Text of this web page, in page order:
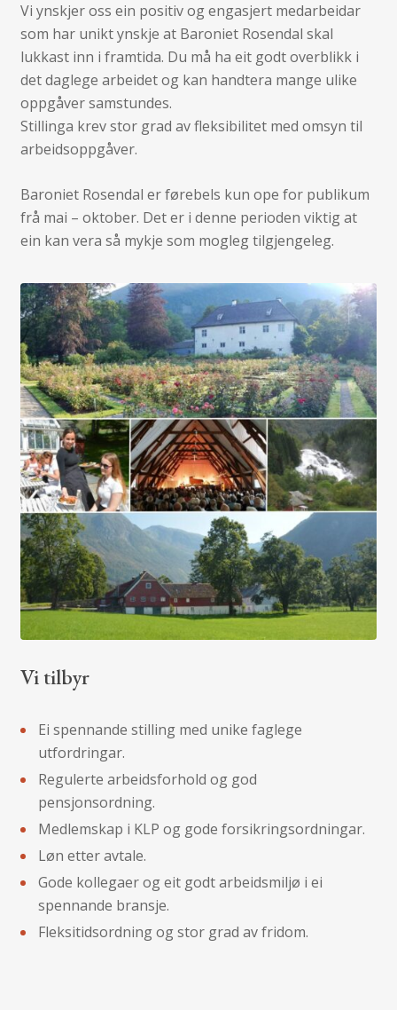
Vi ynskjer oss ein positiv og engasjert medarbeidar
som har unikt ynskje at Baroniet Rosendal skal
lukkast inn i framtida. Du må ha eit godt overblikk i
det daglege arbeidet og kan handtera mange ulike
oppgåver samstundes.
Stillinga krev stor grad av fleksibilitet med omsyn til
arbeidsoppgåver.
Baroniet Rosendal er førebels kun ope for publikum
frå mai – oktober. Det er i denne perioden viktig at
ein kan vera så mykje som mogleg tilgjengeleg.
Vi tilbyr
Ei spennande stilling med unike faglege
utfordringar.
Regulerte arbeidsforhold og god
pensjonsordning.
Medlemskap i KLP og gode forsikringsordningar.
Løn etter avtale.
Gode kollegaer og eit godt arbeidsmiljø i ei
spennande bransje.
Fleksitidsordning og stor grad av fridom.